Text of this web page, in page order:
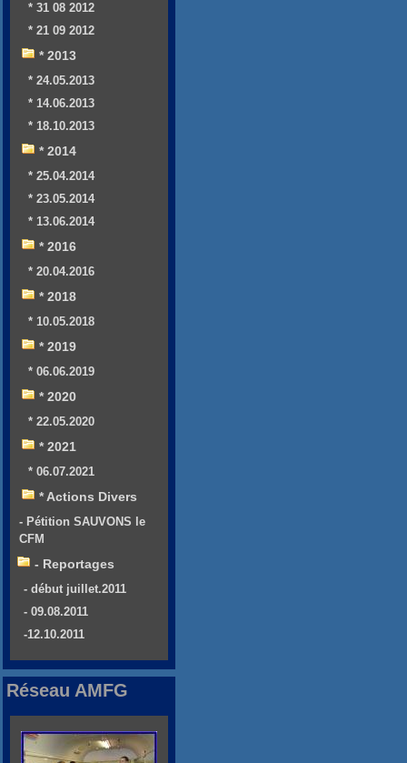
* 31 08 2012
* 21 09 2012
* 2013
* 24.05.2013
* 14.06.2013
* 18.10.2013
* 2014
* 25.04.2014
* 23.05.2014
* 13.06.2014
* 2016
* 20.04.2016
* 2018
* 10.05.2018
* 2019
* 06.06.2019
* 2020
* 22.05.2020
* 2021
* 06.07.2021
* Actions Divers
- Pétition SAUVONS le
CFM
- Reportages
- début juillet.2011
- 09.08.2011
-12.10.2011
Réseau AMFG